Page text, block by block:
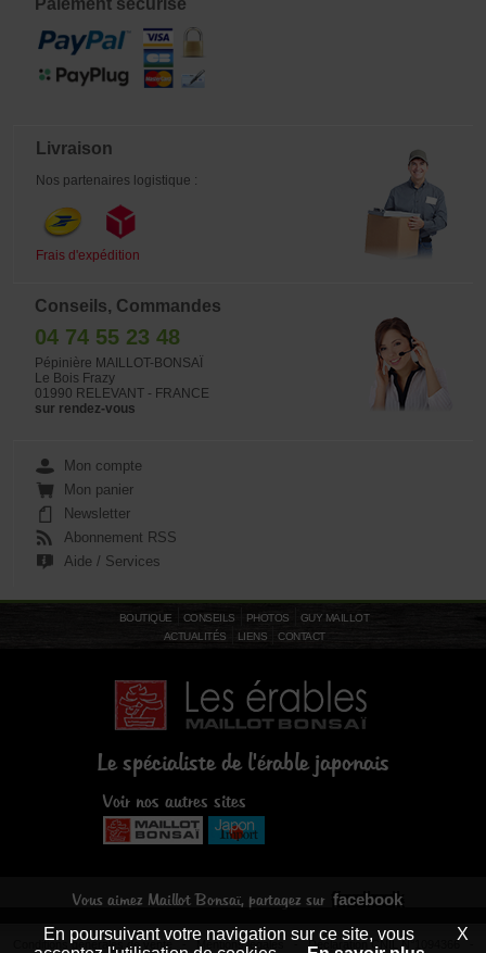
Paiement sécurisé
Livraison
Nos partenaires logistique :
Frais d'expédition
Conseils, Commandes
04 74 55 23 48
Pépinière MAILLOT-BONSAÏ
Le Bois Frazy
01990 RELEVANT - FRANCE
sur rendez-vous
Mon compte
Mon panier
Newsletter
Abonnement RSS
Aide / Services
BOUTIQUE CONSEILS PHOTOS
GUY MAILLOT
ACTUALITÉS
LIENS CONTACT
Le spécialiste de l'érable japonais
Voir nos autres sites
Vous aimez Maillot Bonsaï, partagez sur facebook
Conditions générales de vente -Mentions légales- Déclaration CNIL N°1094366 -
En poursuivant votre navigation sur ce site, vous
X